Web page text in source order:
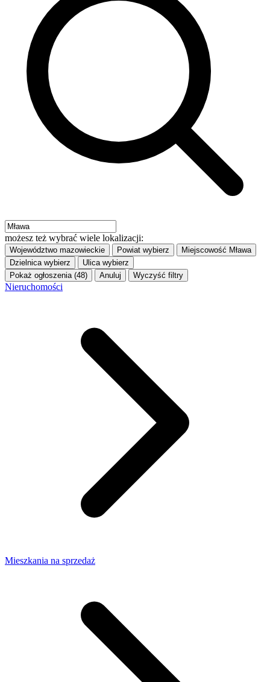
możesz też wybrać wiele lokalizacji:
Województwo mazowieckie Powiat wybierz Miejscowość Mława
Dzielnica wybierz Ulica wybierz
Pokaż ogłoszenia (48)
Anuluj Wyczyść filtry
Nieruchomości
Mieszkania na sprzedaż